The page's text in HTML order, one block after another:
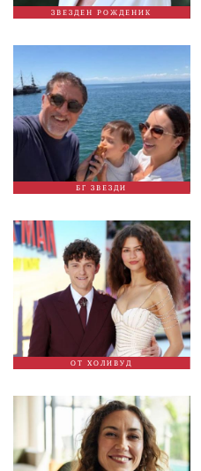
ЗВЕЗДЕН РОЖДЕНИК
БГ ЗВЕЗДИ
ОТ ХОЛИВУД